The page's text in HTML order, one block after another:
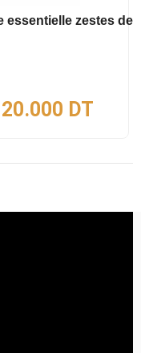
10ml
essentielle zestes de
20.000 DT